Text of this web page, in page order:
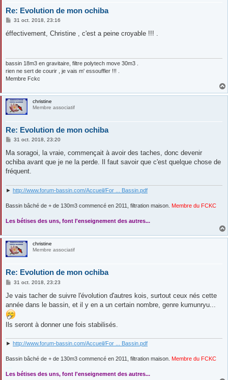
Re: Evolution de mon ochiba
M
s
31 oct. 2018, 23:16
éffectivement, Christine , c'est a peine croyable !!! .
bassin 18m3 en gravitaire, filtre polytech move 30m3 .
rien ne sert de courir , je vais m' essouffler !!! .
Membre Fckc
christine
Membre associatif
Re: Evolution de mon ochiba
M
s
a
g
31 oct. 2018, 23:20
Ma soragoi, la vraie, commençait à avoir des taches, donc devenir
ochiba avant que je ne la perde. Il faut savoir que c'est quelque chose de
fréquent.
► http://www.forum-bassin.com/Accueil/For ... Bassin.pdf
Bassin bâché de + de 130m3 commencé en 2011, filtration maison. Membre du FCKC
Les bétises des uns, font l'enseignement des autres...
christine
Membre associatif
Re: Evolution de mon ochiba
M
s
a
g
e
31 oct. 2018, 23:23
Je vais tacher de suivre l'évolution d'autres kois, surtout ceux nés cette
année dans le bassin, et il y en a un certain nombre, genre kumunryu...
Ils seront à donner une fois stabilisés.
► http://www.forum-bassin.com/Accueil/For ... Bassin.pdf
Bassin bâché de + de 130m3 commencé en 2011, filtration maison. Membre du FCKC
Les bétises des uns, font l'enseignement des autres...